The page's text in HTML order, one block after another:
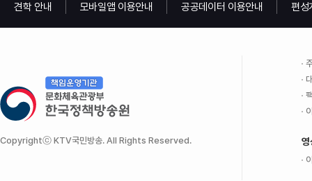
견학 안내 모바일앱 이용안내 공공데이터 이용안내 편성
Copyrightⓒ KTV국민방송. All Rights Reserved. 영